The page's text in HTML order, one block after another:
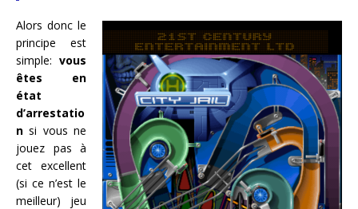
Alors donc le
principe est
simple: vous
êtes en
état
d’arrestatio
n si vous ne
jouez pas à
cet excellent
(si ce n’est le
meilleur) jeu